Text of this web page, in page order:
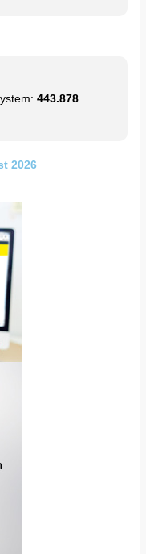
443.878
2026